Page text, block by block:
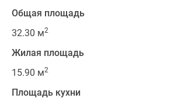
Общая площадь
32.30 м2
Жилая площадь
15.90 м2
Площадь кухни